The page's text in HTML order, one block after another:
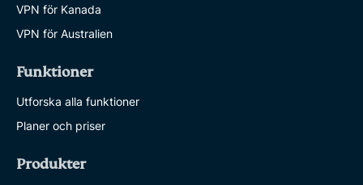
VPN för Kanada
VPN för Australien
Funktioner
Utforska alla funktioner
Planer och priser
Produkter